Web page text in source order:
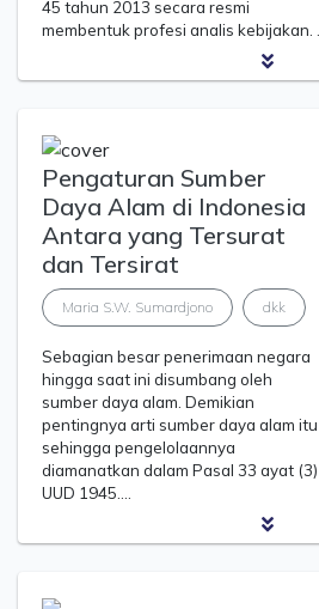
45 tahun 2013 secara resmi
membentuk profesi analis kebijakan. …
Pengaturan Sumber
Daya Alam di Indonesia
Antara yang Tersurat
dan Tersirat
Maria S.W. Sumardjono dkk
Sebagian besar penerimaan negara
hingga saat ini disumbang oleh
sumber daya alam. Demikian
pentingnya arti sumber daya alam itu
sehingga pengelolaannya
diamanatkan dalam Pasal 33 ayat (3)
UUD 1945.…